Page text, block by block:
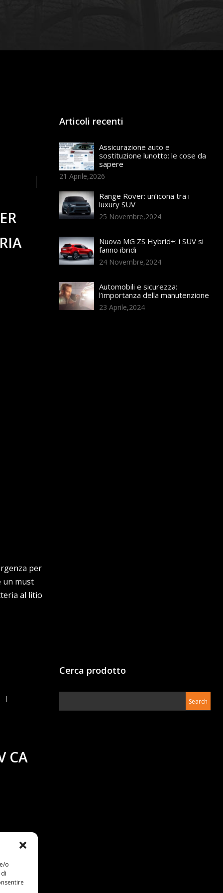
o
per
un must
al litio
CA
Articoli recenti
Assicurazione auto e
sostituzione lunotto: le cose da
sapere
21 Aprile,2026
Range Rover: un’icona tra i
luxury SUV
25 Novembre,2024
Nuova MG ZS Hybrid+: i SUV si
fanno ibridi
24 Novembre,2024
Automobili e sicurezza:
l’importanza della manutenzione
23 Aprile,2024
Cerca prodotto